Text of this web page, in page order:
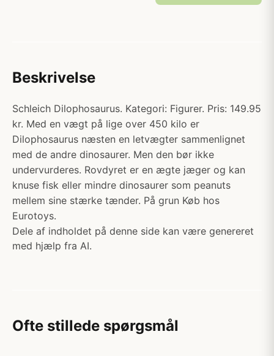
Beskrivelse
Schleich Dilophosaurus. Kategori: Figurer. Pris: 149.95
kr. Med en vægt på lige over 450 kilo er
Dilophosaurus næsten en letvægter sammenlignet
med de andre dinosaurer. Men den bør ikke
undervurderes. Rovdyret er en ægte jæger og kan
knuse fisk eller mindre dinosaurer som peanuts
mellem sine stærke tænder. På grun Køb hos
Eurotoys.
Dele af indholdet på denne side kan være genereret
med hjælp fra AI.
Ofte stillede spørgsmål